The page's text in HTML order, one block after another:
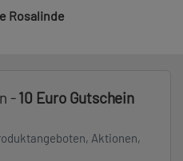
Rosalinde
-10 Euro Gutschein
Aktionen,